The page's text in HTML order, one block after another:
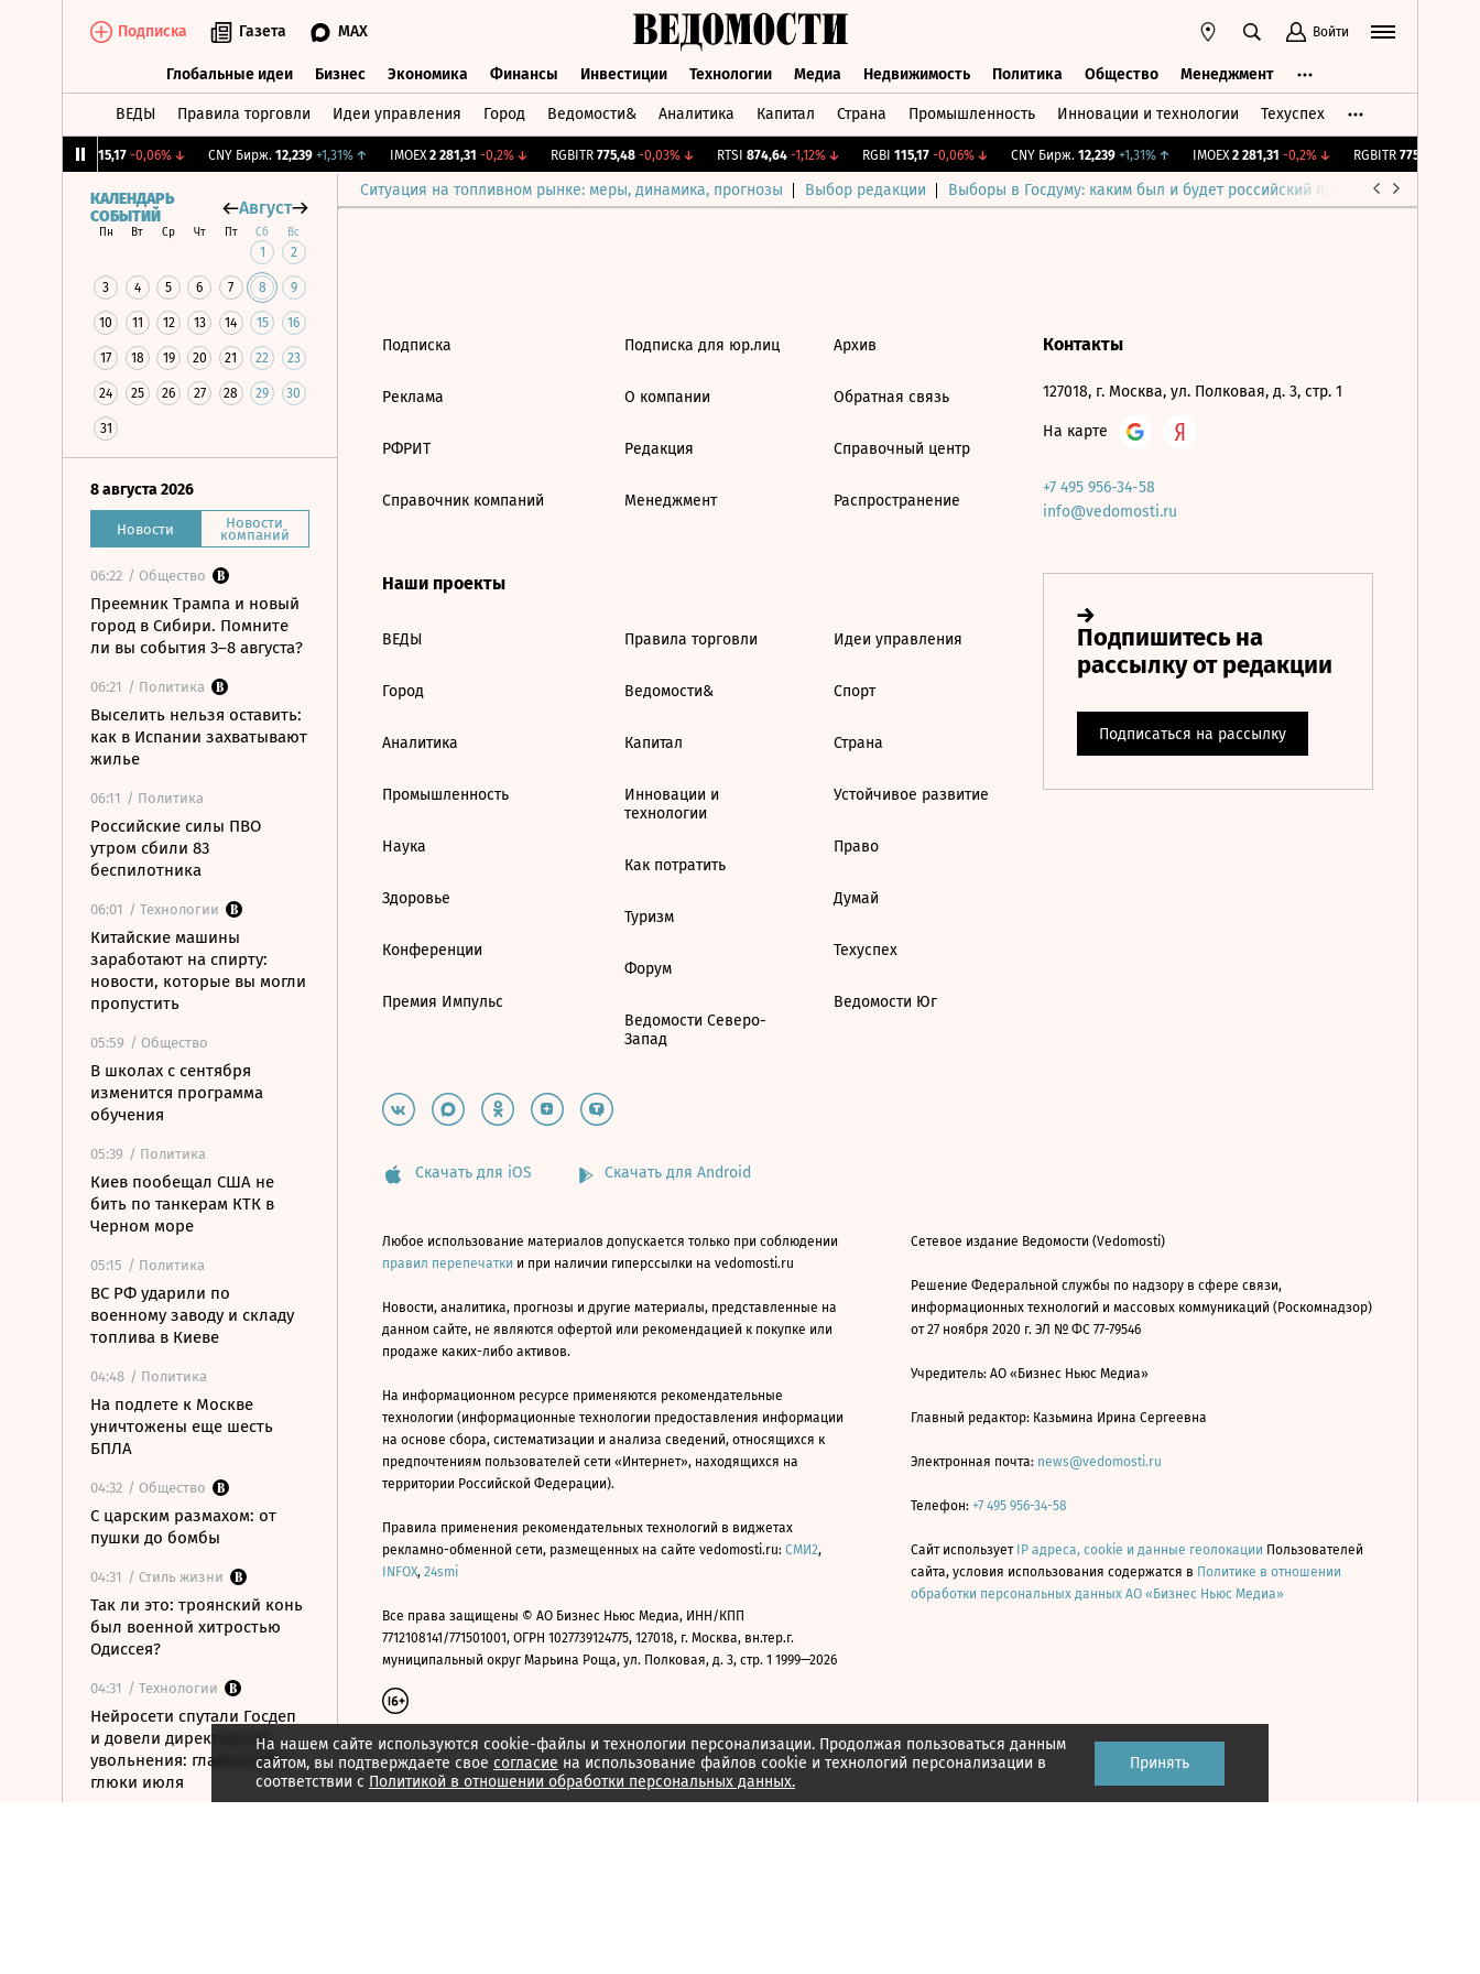
Подписка Газета MAX Войти
Глобальные идеи Бизнес Экономика Финансы Инвестиции Технологии Медиа Недвижимость Политика Общество Менеджмент
ВЕДЫ Правила торговли Идеи управления Город Ведомости& Аналитика Капитал Страна Промышленность Инновации и технологии Техуспех
115,17 -0,06%↓ CNY Бирж. 12,239 +1,31%↑ IMOEX 2 281,31 -0,2%↓ RGBITR 775,48 -0,03%↓ RTSI 874,64 -1,12%↓ RGBI 115,17 -0,06%↓ CNY Бирж. 12,239 +1,31%↑ IMOEX 2 281,31 -0,2%↓ RGBITR 775,48
Ситуация на топливном рынке: меры, динамика, прогнозы Выбор редакции Выборы в Госдуму: каким был и будет российский парламент
КАЛЕНДАРЬ
СОБЫТИЙ
Август
Пн Вт Ср Чт Пт Сб Вс
1 2
3 4 5 6 7 8 9
10 11 12 13 14 15 16
17 18 19 20 21 22 23
24 25 26 27 28 29 30
31
8 августа 2026
Новости Новости
компаний
06:22 / Общество
Преемник Трампа и новый
город в Сибири. Помните
ли вы события 3–8 августа?
06:21 / Политика
Выселить нельзя оставить:
как в Испании захватывают
жилье
06:11 / Политика
Российские силы ПВО
утром сбили 83
беспилотника
06:01 / Технологии
Китайские машины
заработают на спирту:
новости, которые вы могли
пропустить
05:59 / Общество
В школах с сентября
изменится программа
обучения
05:39 / Политика
Киев пообещал США не
бить по танкерам КТК в
Черном море
05:15 / Политика
ВС РФ ударили по
военному заводу и складу
топлива в Киеве
04:48 / Политика
На подлете к Москве
уничтожены еще шесть
БПЛА
04:32 / Общество
С царским размахом: от
пушки до бомбы
04:31 / Стиль жизни
Так ли это: троянский конь
был военной хитростью
Одиссея?
04:31 / Технологии
Нейросети спутали Госдеп
и довели директора до
увольнения: главные ИИ-
глюки июля
На нашем сайте используются cookie-файлы и технологии персонализации. Продолжая пользоваться данным
сайтом, вы подтверждаете свое согласие на использование файлов cookie и технологий персонализации в
соответствии с Политикой в отношении обработки персональных данных.
Принять
Подписка
Реклама
РФРИТ
Справочник компаний
Подписка для юр.лиц
О компании
Редакция
Менеджмент
Архив
Обратная связь
Справочный центр
Распространение
Наши проекты
ВЕДЫ
Город
Аналитика
Промышленность
Наука
Здоровье
Конференции
Премия Импульс
Правила торговли
Ведомости&
Капитал
Инновации и
технологии
Как потратить
Туризм
Форум
Ведомости Северо-
Запад
Идеи управления
Спорт
Страна
Устойчивое развитие
Право
Думай
Техуспех
Ведомости Юг
Контакты
127018, г. Москва, ул. Полковая, д. 3, стр. 1
На карте
+7 495 956-34-58
info@vedomosti.ru
Скачать для iOS Скачать для Android
Любое использование материалов допускается только при соблюдении
правил перепечатки и при наличии гиперссылки на vedomosti.ru
Новости, аналитика, прогнозы и другие материалы, представленные на
данном сайте, не являются офертой или рекомендацией к покупке или
продаже каких-либо активов.
На информационном ресурсе применяются рекомендательные
технологии (информационные технологии предоставления информации
на основе сбора, систематизации и анализа сведений, относящихся к
предпочтениям пользователей сети «Интернет», находящихся на
территории Российской Федерации).
Правила применения рекомендательных технологий в виджетах
рекламно-обменной сети, размещенных на сайте vedomosti.ru: СМИ2,
INFOX, 24smi
Все права защищены © АО Бизнес Ньюс Медиа, ИНН/КПП
7712108141/771501001, ОГРН 1027739124775, 127018, г. Москва, вн.тер.г.
муниципальный округ Марьина Роща, ул. Полковая, д. 3, стр. 1 1999—2026
Сетевое издание Ведомости (Vedomosti)
Решение Федеральной службы по надзору в сфере связи,
информационных технологий и массовых коммуникаций (Роскомнадзор)
от 27 ноября 2020 г. ЭЛ № ФС 77-79546
Учредитель: АО «Бизнес Ньюс Медиа»
Главный редактор: Казьмина Ирина Сергеевна
Электронная почта: news@vedomosti.ru
Телефон: +7 495 956-34-58
Сайт использует IP адреса, cookie и данные геолокации Пользователей
сайта, условия использования содержатся в Политике в отношении
обработки персональных данных АО «Бизнес Ньюс Медиа»